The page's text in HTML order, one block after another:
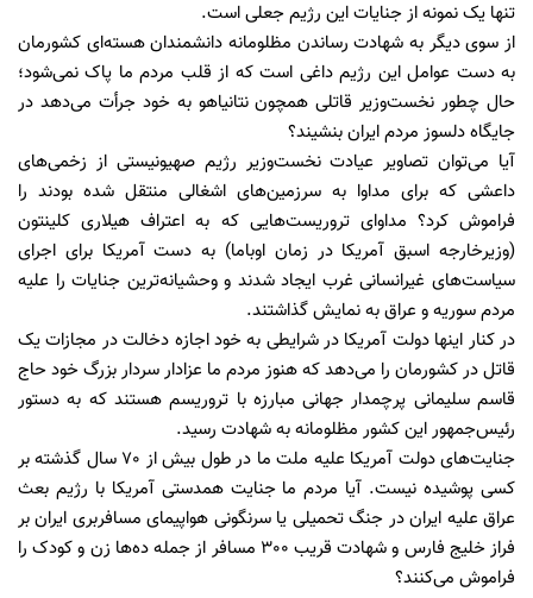
تنها یک نمونه از جنایات این رژیم جعلی است.
از سوی دیگر به شهادت رساندن مظلومانه دانشمندان هسته‌ای کشورمان
به دست عوامل این رژیم داغی است که از قلب مردم ما پاک نمی‌شود؛
حال چطور نخست‌وزیر قاتلی همچون نتانیاهو به خود جرأت می‌دهد در
جایگاه دلسوز مردم ایران بنشیند؟
آیا می‌توان تصاویر عیادت نخست‌وزیر رژیم صهیونیستی از زخمی‌های
داعشی که برای مداوا به سرزمین‌های‌ اشغالی منتقل شده بودند را
فراموش کرد؟ مداوای ‌تروریست‌هایی که به اعتراف هیلاری کلینتون
(وزیرخارجه اسبق آمریکا در زمان اوباما) به دست آمریکا برای اجرای
سیاست‌های غیرانسانی غرب ایجاد شدند و وحشیانه‌ترین جنایات را علیه
مردم سوریه و عراق به نمایش گذاشتند.
در کنار اینها دولت آمریکا در شرایطی به خود اجازه دخالت در مجازات یک
قاتل در کشورمان را می‌دهد که هنوز مردم ما عزادار سردار بزرگ خود حاج
قاسم سلیمانی پرچمدار جهانی مبارزه با ‌تروریسم هستند که به دستور
رئیس‌جمهور این کشور مظلومانه به شهادت رسید.
جنایت‌های دولت آمریکا علیه ملت ما در طول بیش از 70 سال گذشته بر
کسی پوشیده نیست. آیا مردم ما جنایت همدستی آمریکا با رژیم بعث
عراق علیه ایران در جنگ تحمیلی یا سرنگونی هواپیمای مسافربری ایران بر
فراز خلیج ‌فارس و شهادت قریب 300 مسافر از جمله ده‌ها زن و کودک را
فراموش می‌کنند؟